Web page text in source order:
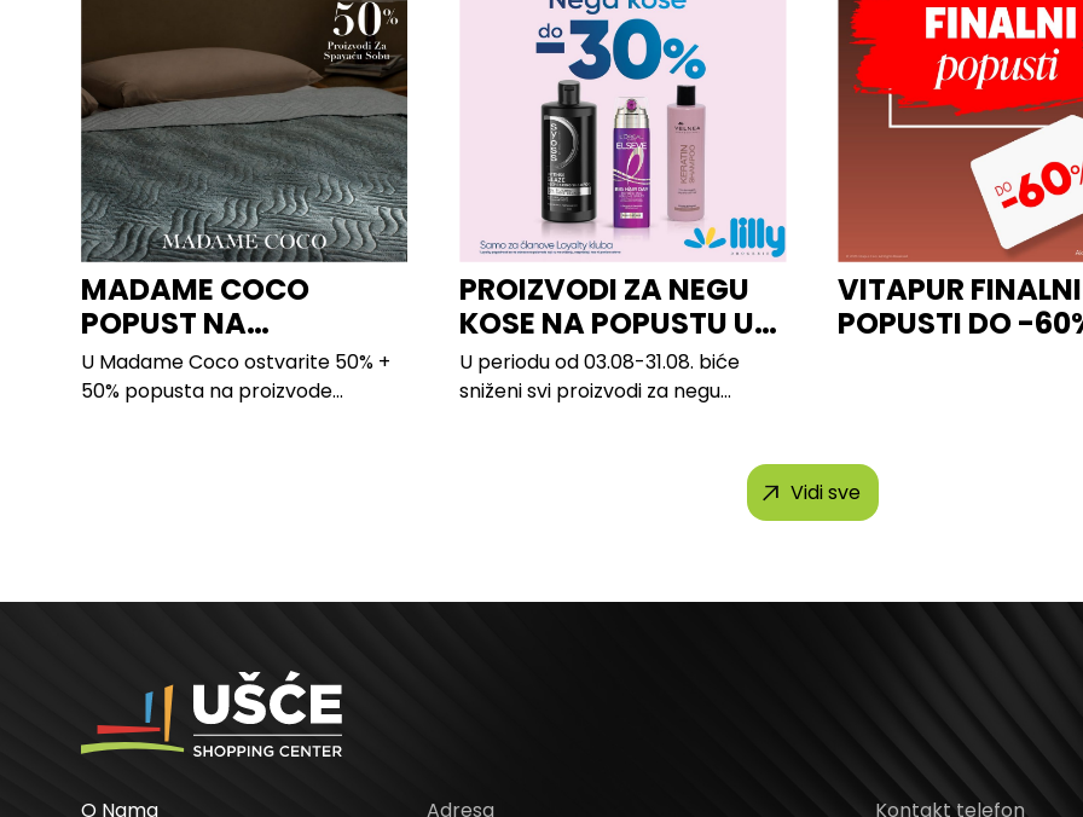
MADAME COCO
POPUST NA
PROIZVODE ZA
SPAVAĆU SOBU
U Madame Coco ostvarite 50% +
50% popusta na proizvode...
PROIZVODI ZA NEGU
KOSE NA POPUSTU U
LILLY
U periodu od 03.08-31.08. biće
sniženi svi proizvodi za negu
VITAPUR FINALNI
POPUSTI DO -
Vidi sve
O Nama Adresa Kontakt telefon